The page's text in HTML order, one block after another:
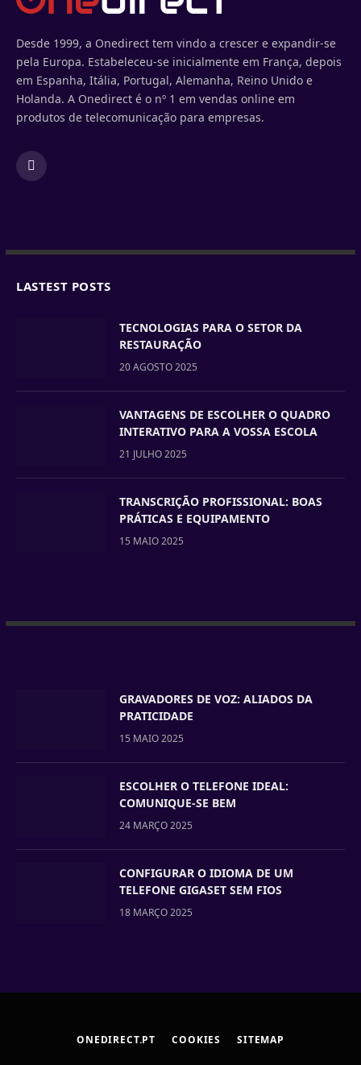
Desde 1999, a Onedirect tem vindo a crescer e expandir-se
pela Europa. Estabeleceu-se inicialmente em França, depois
em Espanha, Itália, Portugal, Alemanha, Reino Unido e
Holanda. A Onedirect é o nº 1 em vendas online em
produtos de telecomunicação para empresas.
Facebook
LASTEST POSTS
TECNOLOGIAS PARA O SETOR DA
RESTAURAÇÃO
20 AGOSTO 2025
VANTAGENS DE ESCOLHER O QUADRO
INTERATIVO PARA A VOSSA ESCOLA
21 JULHO 2025
TRANSCRIÇÃO PROFISSIONAL: BOAS
PRÁTICAS E EQUIPAMENTO
15 MAIO 2025
GRAVADORES DE VOZ: ALIADOS DA
PRATICIDADE
15 MAIO 2025
ESCOLHER O TELEFONE IDEAL:
COMUNIQUE-SE BEM
24 MARÇO 2025
CONFIGURAR O IDIOMA DE UM
TELEFONE GIGASET SEM FIOS
18 MARÇO 2025
ONEDIRECT.PT COOKIES SITEMAP